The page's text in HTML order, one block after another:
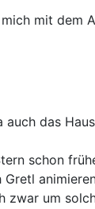
mit dem
das
schon
um